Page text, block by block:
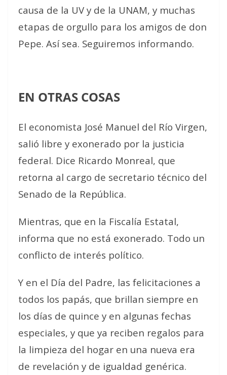
causa de la UV y de la UNAM, y muchas
etapas de orgullo para los amigos de don
Pepe. Así sea. Seguiremos informando.
EN OTRAS COSAS
El economista José Manuel del Río Virgen,
salió libre y exonerado por la justicia
federal. Dice Ricardo Monreal, que
retorna al cargo de secretario técnico del
Senado de la República.
Mientras, que en la Fiscalía Estatal,
informa que no está exonerado. Todo un
conflicto de interés político.
Y en el Día del Padre, las felicitaciones a
todos los papás, que brillan siempre en
los días de quince y en algunas fechas
especiales, y que ya reciben regalos para
la limpieza del hogar en una nueva era
de revelación y de igualdad genérica.